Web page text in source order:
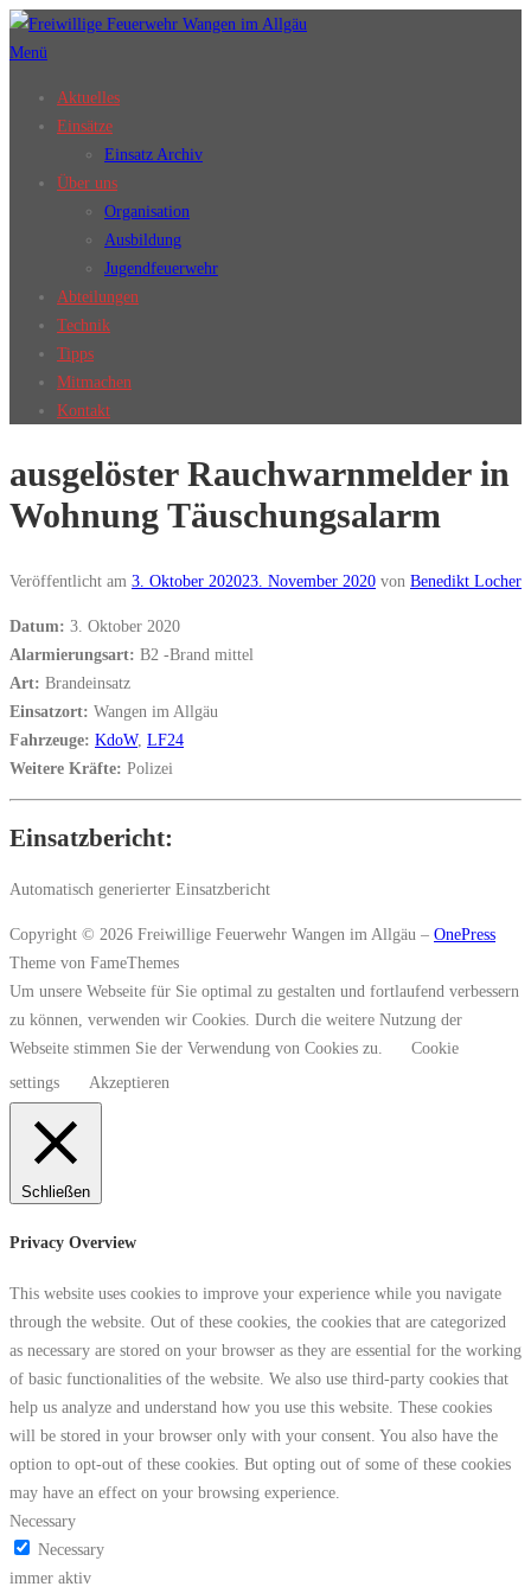
Zum
Inhalt
Menü
Aktuelles
Einsätze
Einsatz Archiv
Über uns
Organisation
Ausbildung
Jugendfeuerwehr
Abteilungen
Technik
Tipps
Mitmachen
Kontakt
ausgelöster Rauchwarnmelder in
Wohnung Täuschungsalarm
Veröffentlicht am 3. Oktober 202023. November 2020 von Benedikt Locher
Datum: 3. Oktober 2020
Alarmierungsart: B2 -Brand mittel
Art: Brandeinsatz
Einsatzort: Wangen im Allgäu
Fahrzeuge: KdoW, LF24
Weitere Kräfte: Polizei
Einsatzbericht:
Automatisch generierter Einsatzbericht
Copyright © 2026 Freiwillige Feuerwehr Wangen im Allgäu – OnePress
Theme von FameThemes
Um unsere Webseite für Sie optimal zu gestalten und fortlaufend verbessern
zu können, verwenden wir Cookies. Durch die weitere Nutzung der
Webseite stimmen Sie der Verwendung von Cookies zu.
Cookie
settings
Akzeptieren
Schließen
Privacy Overview
This website uses cookies to improve your experience while you navigate
through the website. Out of these cookies, the cookies that are categorized
as necessary are stored on your browser as they are essential for the working
of basic functionalities of the website. We also use third-party cookies that
help us analyze and understand how you use this website. These cookies
will be stored in your browser only with your consent. You also have the
option to opt-out of these cookies. But opting out of some of these cookies
may have an effect on your browsing experience.
Necessary
Necessary
immer aktiv